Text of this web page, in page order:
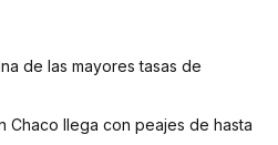
de las mayores tasas de
Chaco llega con peajes de hasta